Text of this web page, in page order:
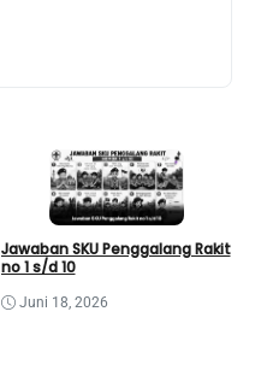
Jawaban SKU Penggalang Rakit
no 1 s/d 10
Juni 18, 2026